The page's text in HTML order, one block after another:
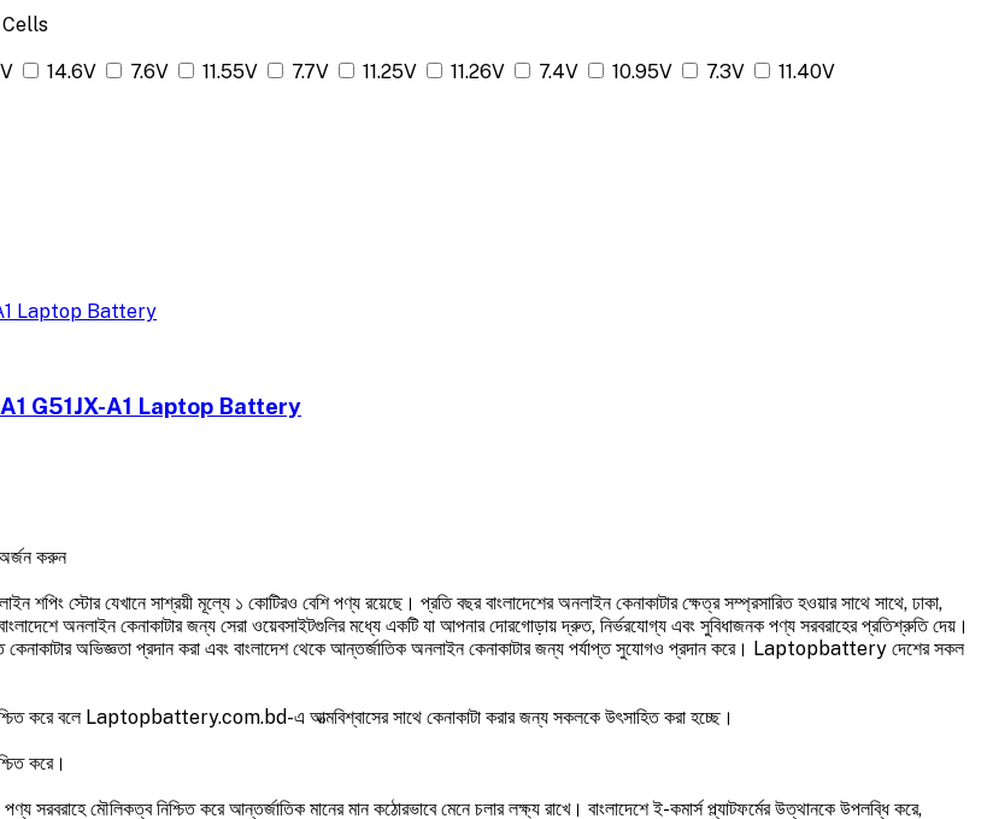
14.6V 7.6V 11.55V 7.7V 11.25V 11.26V 7.4V 10.95V 7.3V
11.40V
G51JX-A1 Laptop Battery
করুন
যেখানে সাশ্রয়ী মূল্যে ১ কোটিরও বেশি পণ্য রয়েছে। প্রতি বছর বাংলাদেশের অনলাইন কেনাকাটার ক্ষেত্র সম্প্রসারিত হওয়ার সাথে সাথে, ঢাকা,
অনলাইন কেনাকাটার জন্য সেরা ওয়েবসাইটগুলির মধ্যে একটি যা আপনার দোরগোড়ায় দ্রুত, নির্ভরযোগ্য এবং সুবিধাজনক পণ্য সরবরাহের প্রতিশ্রুতি দেয়।
কেনাকাটার অভিজ্ঞতা প্রদান করা এবং বাংলাদেশ থেকে আন্তর্জাতিক অনলাইন কেনাকাটার জন্য পর্যাপ্ত সুযোগও প্রদান করে। Laptopbattery দেশের সকল
করে বলে Laptopbattery.com.bd-এ আত্মবিশ্বাসের সাথে কেনাকাটা করার জন্য সকলকে উৎসাহিত করা হচ্ছে।
করে।
সরবরাহে মৌলিকত্ব নিশ্চিত করে আন্তর্জাতিক মানের মান কঠোরভাবে মেনে চলার লক্ষ্য রাখে। বাংলাদেশে ই-কমার্স প্ল্যাটফর্মের উত্থানকে উপলব্ধি করে,